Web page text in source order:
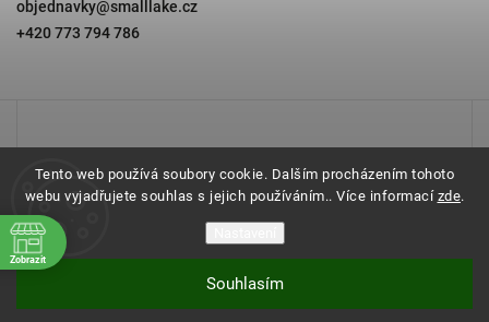
Tento web používá soubory cookie. Dalším procházením tohoto
webu vyjadřujete souhlas s jejich používáním.. Více informací zde.
Souhlasím
objednavky@smalllake.cz
+420 773 794 786
Zobrazit